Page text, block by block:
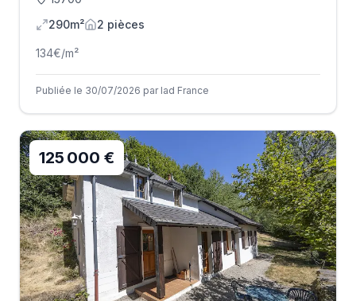
290m²
2 pièces
134€/m²
Publiée le 30/07/2026 par Iad France
125 000 €